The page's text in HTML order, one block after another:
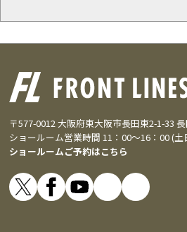
〒577-0012 大阪府東大阪市長田東2-1-33
ショールーム営業時間 11：00～16：00 (土
ショールームご予約はこちら